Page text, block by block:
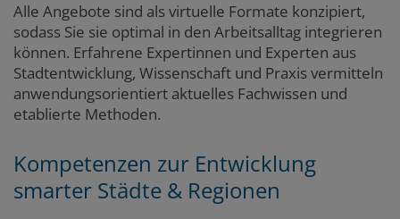
Alle Angebote sind als virtuelle Formate konzipiert,
sodass Sie sie optimal in den Arbeitsalltag integrieren
können. Erfahrene Expertinnen und Experten aus
Stadtentwicklung, Wissenschaft und Praxis vermitteln
anwendungsorientiert aktuelles Fachwissen und
etablierte Methoden.
Kompetenzen zur Entwicklung
smarter Städte & Regionen